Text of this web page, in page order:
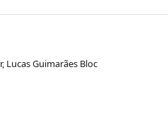
Lucas Guimarães Bloc